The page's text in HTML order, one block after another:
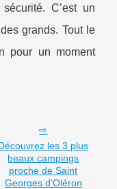
C’est un
grands. Tout le
pour un moment
les 3 plus
beaux campings
proche de Saint
Georges d'Oléron